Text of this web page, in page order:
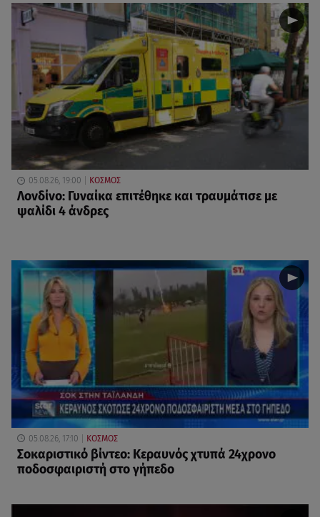
05.08.26, 19:00 ΚΟΣΜΟΣ
Λονδίνο: Γυναίκα επιτέθηκε και τραυμάτισε με
ψαλίδι 4 άνδρες
05.08.26, 17:10 ΚΟΣΜΟΣ
Σοκαριστικό βίντεο: Κεραυνός χτυπά 24χρονο
ποδοσφαιριστή στο γήπεδο